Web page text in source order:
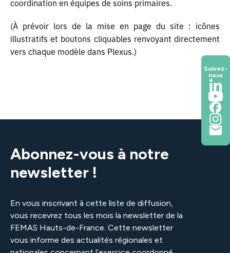
Suivez-
nous
coordination en équipes de soins primaires.
(À prévoir lors de la mise en page du site : icônes
illustratifs et boutons cliquables renvoyant directement
vers chaque modèle dans Plexus.)
Abonnez-vous à notre
newsletter !
En vous inscrivant à cette liste de diffusion,
vous recevrez tous les mois la newsletter de la
FEMAS Hauts-de-France. Cette newsletter
vous informe des actualités régionales et